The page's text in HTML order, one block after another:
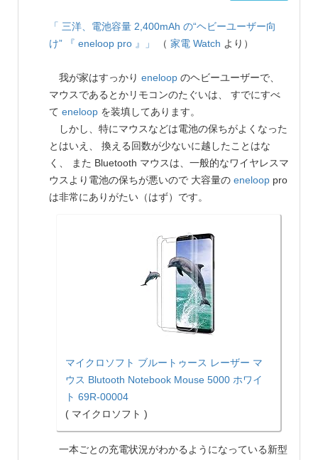
「 三洋、電池容量 2,400mAh の“ヘビーユーザー向
け” 『 eneloop pro 』」
（ 家電 Watch より）
我が家はすっかり eneloop のヘビーユーザーで、
マウスであるとかリモコンのたぐいは、 すでにすべ
て eneloop を装填してあります。
しかし、特にマウスなどは電池の保ちがよくなった
とはいえ、 換える回数が少ないに越したことはな
く、 また Bluetooth マウスは、一般的なワイヤレスマ
ウスより電池の保ちが悪いので 大容量の eneloop pro
は非常にありがたい（はず）です。
マイクロソフト ブルートゥース レーザー マ
ウス Blutooth Notebook Mouse 5000 ホワイ
ト 69R-00004
( マイクロソフト )
一本ごとの充電状況がわかるようになっている新型